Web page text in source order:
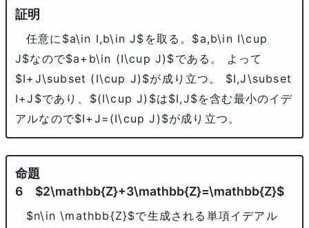
任意に $a\in I,b\in J$ を取る。 $a,b\in I\cup
J$なので$a+b\in (I\cup J)$である。 よって
$I+J\subset (I\cup J)$が成り立つ。 $I,J\subset
I+J$であり、 $(I\cup J)$は$I,J$を含む最小のイデ
アルなので$I+J=(I\cup J)$が成り立つ。
$2\mathbb{Z}+3\mathbb{Z}=\mathbb{Z}$
$n\in \mathbb{Z}$で生成される単項イデアル